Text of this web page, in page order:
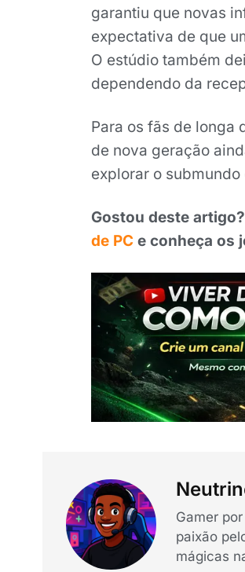
garantiu que novas
expectativa de que
O estúdio também
dependendo da
Para os fãs de longa
de nova geração
explorar o
Gostou deste
de PC e conheça os
Gamer
paixão
mágicas